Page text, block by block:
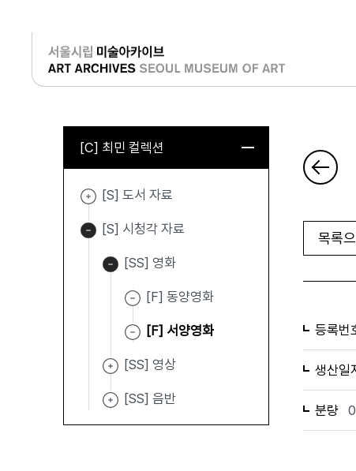
로그인
[C] 최민 컬렉션
[S] 도서 자료
[S] 시청각 자료
[SS] 영화
[F] 동양영화
[F] 서양영화
[SS] 영상
[SS] 음반
목록
등록번
생산일
분량 0